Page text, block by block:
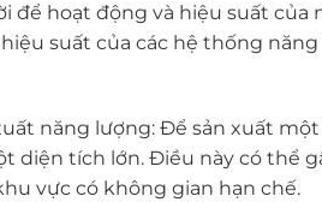
để hoạt động và hiệu suất
suất của các hệ thống
năng lượng: Để sản xuất
diện tích lớn. Điều này có thể
vực có không gian hạn chế.